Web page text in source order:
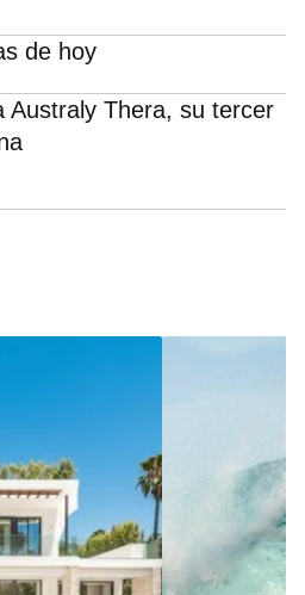
de hoy
Australy Thera, su tercer